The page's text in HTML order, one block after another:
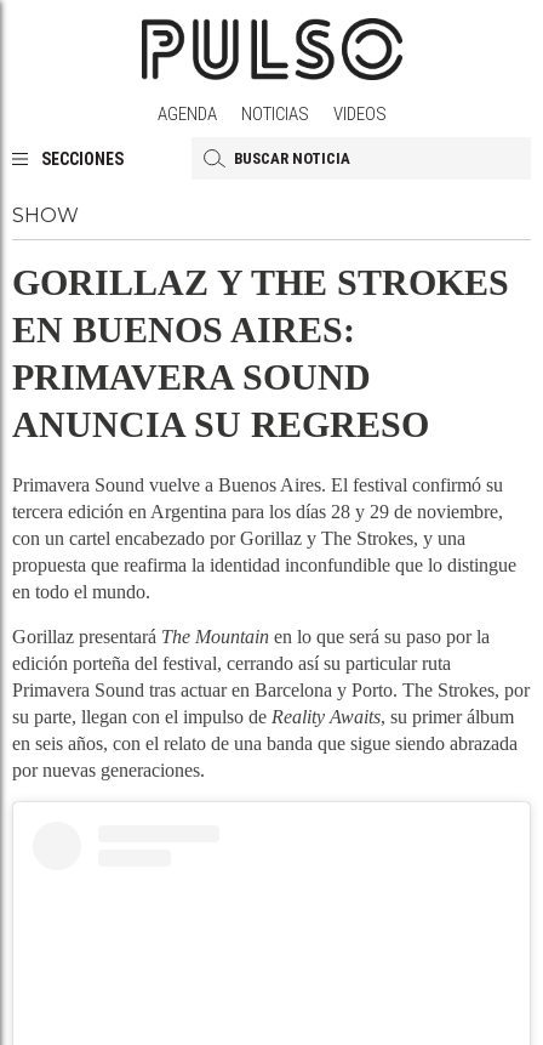
SECCIONES
AGENDA NOTICIAS VIDEOS
SHOW
GORILLAZ Y THE STROKES
EN BUENOS AIRES:
PRIMAVERA SOUND
ANUNCIA SU REGRESO
Primavera Sound vuelve a Buenos Aires. El festival confirmó su
tercera edición en Argentina para los días 28 y 29 de noviembre,
con un cartel encabezado por Gorillaz y The Strokes, y una
propuesta que reafirma la identidad inconfundible que lo distingue
en todo el mundo.
Gorillaz presentará The Mountain en lo que será su paso por la
edición porteña del festival, cerrando así su particular ruta
Primavera Sound tras actuar en Barcelona y Porto. The Strokes, por
su parte, llegan con el impulso de Reality Awaits, su primer álbum
en seis años, con el relato de una banda que sigue siendo abrazada
por nuevas generaciones.